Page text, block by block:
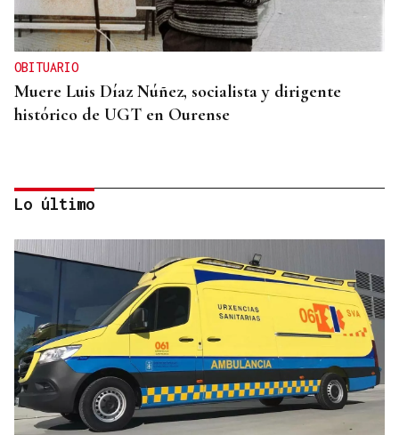
OBITUARIO
Muere Luis Díaz Núñez, socialista y dirigente
histórico de UGT en Ourense
CANEDO
Un herido en la colisión entre dos coches en la
entrada a las termas de Outariz
Lo último